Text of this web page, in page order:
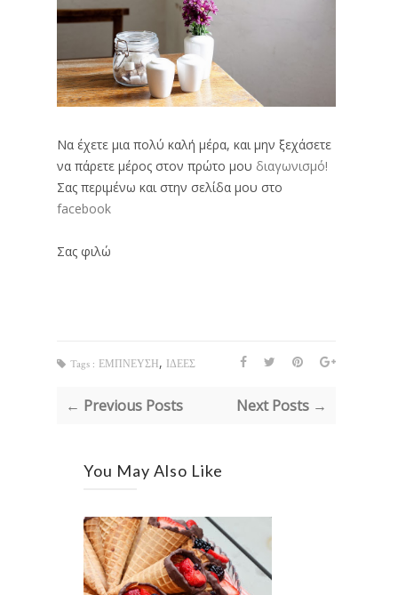
Να έχετε μια πολύ καλή μέρα, και μην ξεχάσετε
να πάρετε μέρος στον πρώτο μου διαγωνισμό!
Σας περιμένω και στην σελίδα μου στο
facebook
Σας φιλώ
Tags : ΕΜΠΝΕΥΣΗ, ΙΔΕΕΣ
← Previous Posts Next Posts →
You May Also Like